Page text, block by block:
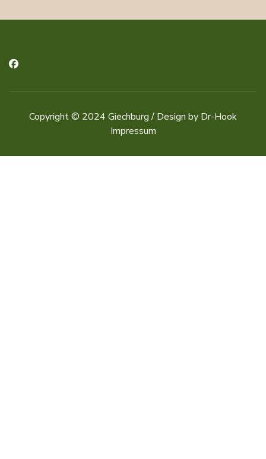
Copyright © 2024 Giechburg/ Design by Dr-Hook
Impressum